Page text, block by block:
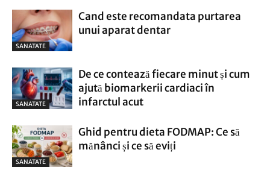
SANATATE
Cand este recomandata purtarea
unui aparat dentar
SANATATE
De ce contează fiecare minut și cum
ajută biomarkerii cardiaci în
infarctul acut
SANATATE
Ghid pentru dieta FODMAP: Ce să
mănânci și ce să eviți